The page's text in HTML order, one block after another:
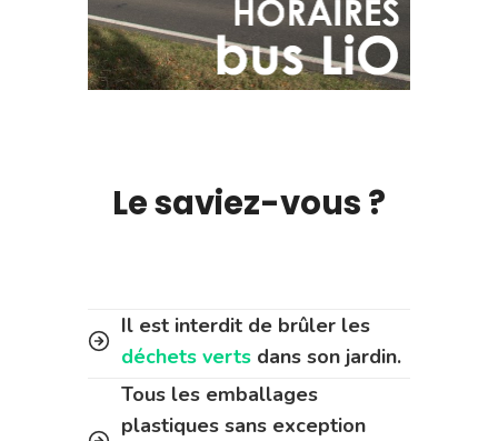
Le saviez-vous ?
Il est interdit de brûler les
déchets verts dans son jardin.
Tous les emballages
plastiques sans exception